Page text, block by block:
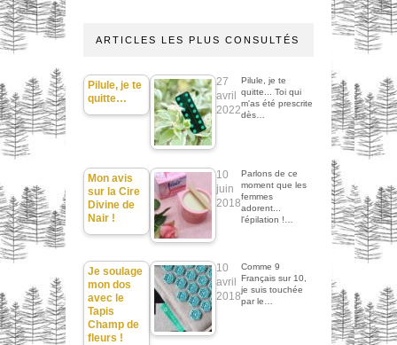
ARTICLES LES PLUS CONSULTÉS
Pilule, je te
quitte…
27
avril
2022
Pilule, je te
quitte... Toi qui
m'as été prescrite
dès…
Mon avis
sur la Cire
Divine de
Nair !
10
juin
2018
Parlons de ce
moment que les
femmes
adorent...
l'épilation !…
Je soulage
mon dos
avec le
Tapis
Champ de
fleurs !
10
avril
2018
Comme 9
Français sur 10,
je suis touchée
par le…